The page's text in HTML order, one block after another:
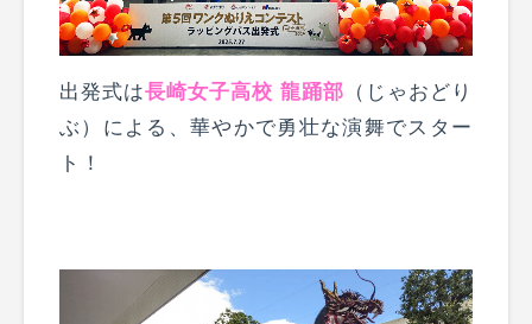
出発式は長崎女子高校 龍踊部 （じゃおどり
ぶ）による、華やかで勇壮な演舞でスター
ト！